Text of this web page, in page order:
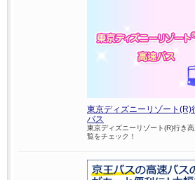
東京ディズニーリゾート(R)
バス
東京ディズニーリゾート(R)行き
覧をチェック！